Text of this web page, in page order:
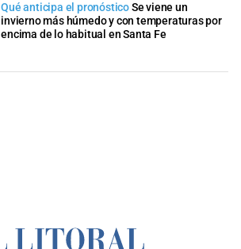
Qué anticipa el pronósticoSe viene un
invierno más húmedo y con temperaturas por
encima de lo habitual en Santa Fe